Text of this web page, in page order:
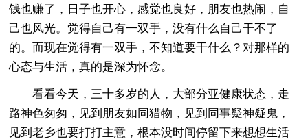
钱也赚了，日子也开心，感觉也良好，朋友也热闹，自
己也风光。觉得自己有一双手，没有什么自己干不了
的。而现在觉得有一双手，不知道要干什么？对那样的
心态与生活，真的是深为怀念。
看看今天，三十多岁的人，大部分亚健康状态，走
路神色匆匆，见到朋友如同猎物，见到同事疑神疑鬼，
见到老乡也要打打主意，根本没时间停留下来想想生活